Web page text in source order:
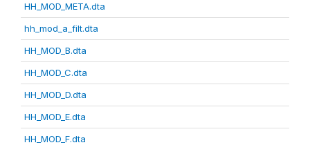
HH_MOD_META.dta
hh_mod_a_filt.dta
HH_MOD_B.dta
HH_MOD_C.dta
HH_MOD_D.dta
HH_MOD_E.dta
HH_MOD_F.dta